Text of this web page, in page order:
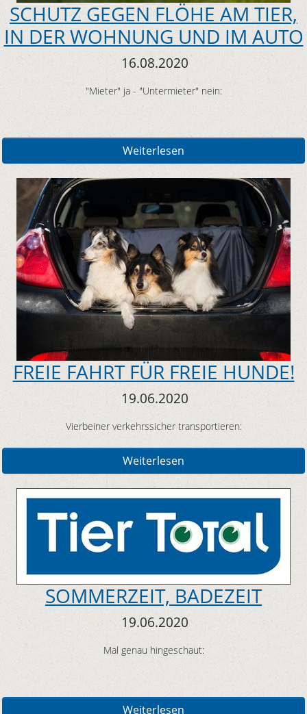
SCHUTZ GEGEN FLÖHE AM TIER,
IN DER WOHNUNG UND IM AUTO
16.08.2020
"Mieter" ja - "Untermieter" nein:
Weiterlesen
FREIE FAHRT FÜR FREIE HUNDE!
19.06.2020
Vierbeiner verkehrssicher transportieren:
Weiterlesen
SOMMERZEIT, BADEZEIT
19.06.2020
Mal genau hingeschaut:
Weiterlesen